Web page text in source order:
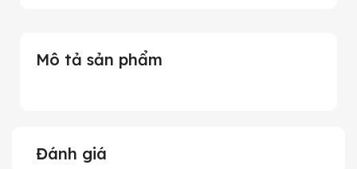
Mô tả sản phẩm
Đánh giá